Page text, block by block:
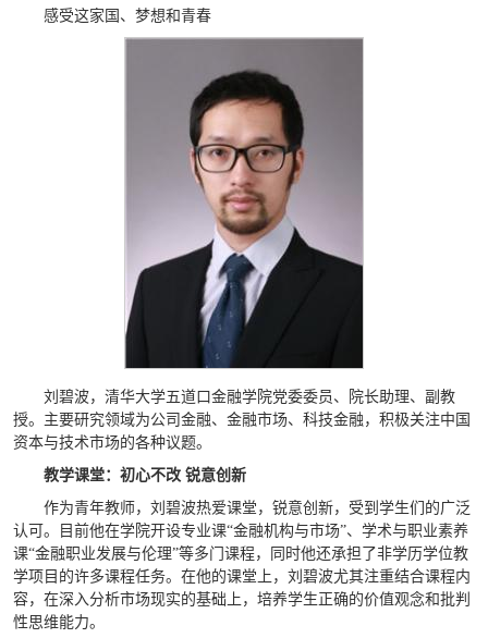
感受这家国、梦想和青春
刘碧波，清华大学五道口金融学院党委委员、院长助理、副教
授。主要研究领域为公司金融、金融市场、科技金融，积极关注中国
资本与技术市场的各种议题。
教学课堂：初心不改 锐意创新
作为青年教师，刘碧波热爱课堂，锐意创新，受到学生们的广泛
认可。目前他在学院开设专业课“金融机构与市场”、学术与职业素养
课“金融职业发展与伦理”等多门课程，同时他还承担了非学历学位教
学项目的许多课程任务。在他的课堂上，刘碧波尤其注重结合课程内
容，在深入分析市场现实的基础上，培养学生正确的价值观念和批判
性思维能力。